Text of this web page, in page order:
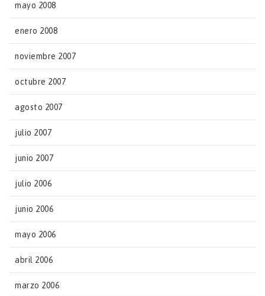
mayo 2008
enero 2008
noviembre 2007
octubre 2007
agosto 2007
julio 2007
junio 2007
julio 2006
junio 2006
mayo 2006
abril 2006
marzo 2006